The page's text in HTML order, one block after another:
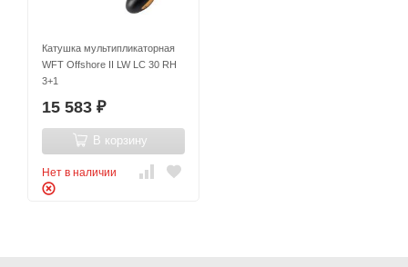
Катушка мультипликаторная
WFT Offshore II LW LC 30 RH
3+1
15 583 ₽
В корзину
Нет в наличии